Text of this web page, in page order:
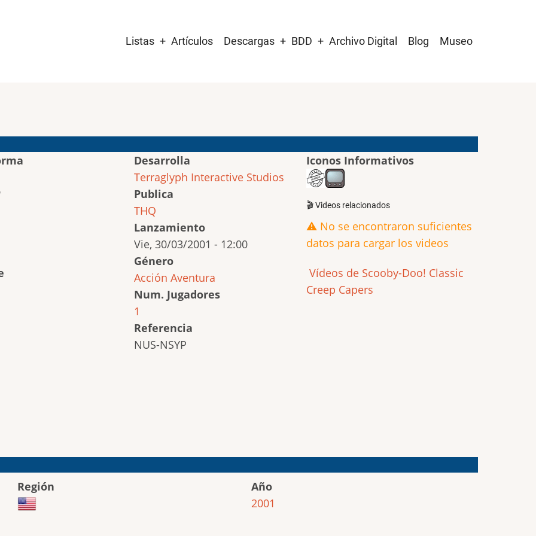
navigation
Listas Artículos Descargas BDD Archivo Digital Blog Museo
Desarrolla
Terraglyph Interactive Studios
Publica
THQ
Lanzamiento
Vie, 30/03/2001 - 12:00
Género
Acción Aventura
Num. Jugadores
1
Referencia
NUS-NSYP
Iconos Informativos
🎬 Videos relacionados
⚠️ No se encontraron suficientes
datos para cargar los videos
Vídeos de Scooby-Doo! Classic
Creep Capers
Región
Año
2001